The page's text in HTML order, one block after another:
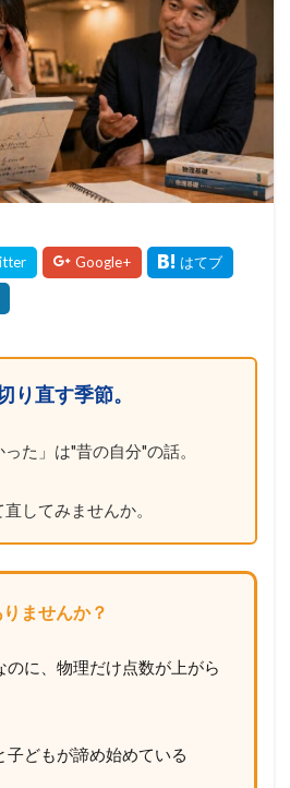
り直す季節。
った」は"昔の自分"の話。
してみませんか。
ませんか？
のに、物理だけ点数が上がら
子どもが諦め始めている